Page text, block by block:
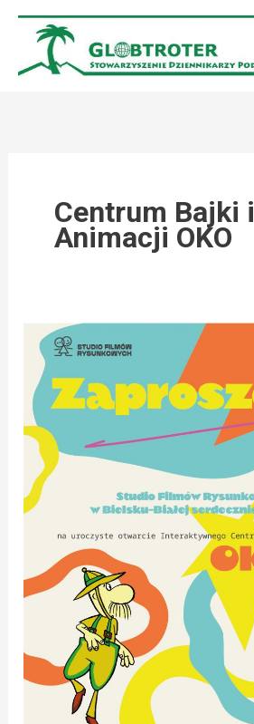
Przejdź
treści
Centrum Bajki i
Animacji OKO
BIELSKO-
BIAŁA:
OTWARCIE
CENTRUM
BAJKI
ANIMACJI